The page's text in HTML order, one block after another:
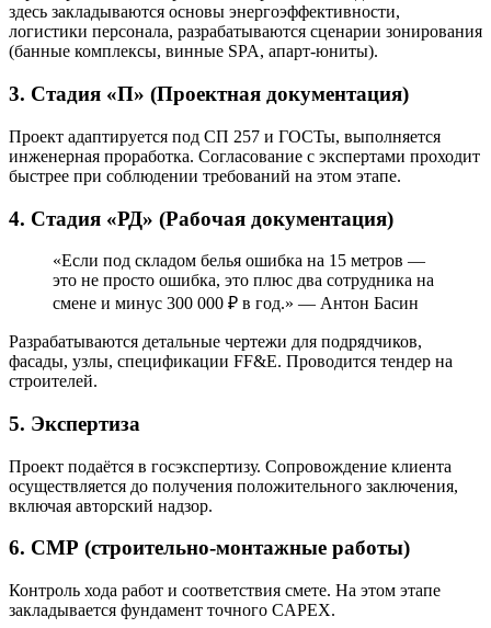
здесь закладываются основы энергоэффективности,
логистики персонала, разрабатываются сценарии зонирования
(банные комплексы, винные SPA, апарт-юниты).
3. Стадия «П» (Проектная документация)
Проект адаптируется под СП 257 и ГОСТы, выполняется
инженерная проработка. Согласование с экспертами проходит
быстрее при соблюдении требований на этом этапе.
4. Стадия «РД» (Рабочая документация)
«Если под складом белья ошибка на 15 метров —
это не просто ошибка, это плюс два сотрудника на
смене и минус 300 000 ₽ в год.» — Антон Басин
Разрабатываются детальные чертежи для подрядчиков,
фасады, узлы, спецификации FF&E. Проводится тендер на
строителей.
5. Экспертиза
Проект подаётся в госэкспертизу. Сопровождение клиента
осуществляется до получения положительного заключения,
включая авторский надзор.
6. СМР (строительно-монтажные работы)
Контроль хода работ и соответствия смете. На этом этапе
закладывается фундамент точного CAPEX.